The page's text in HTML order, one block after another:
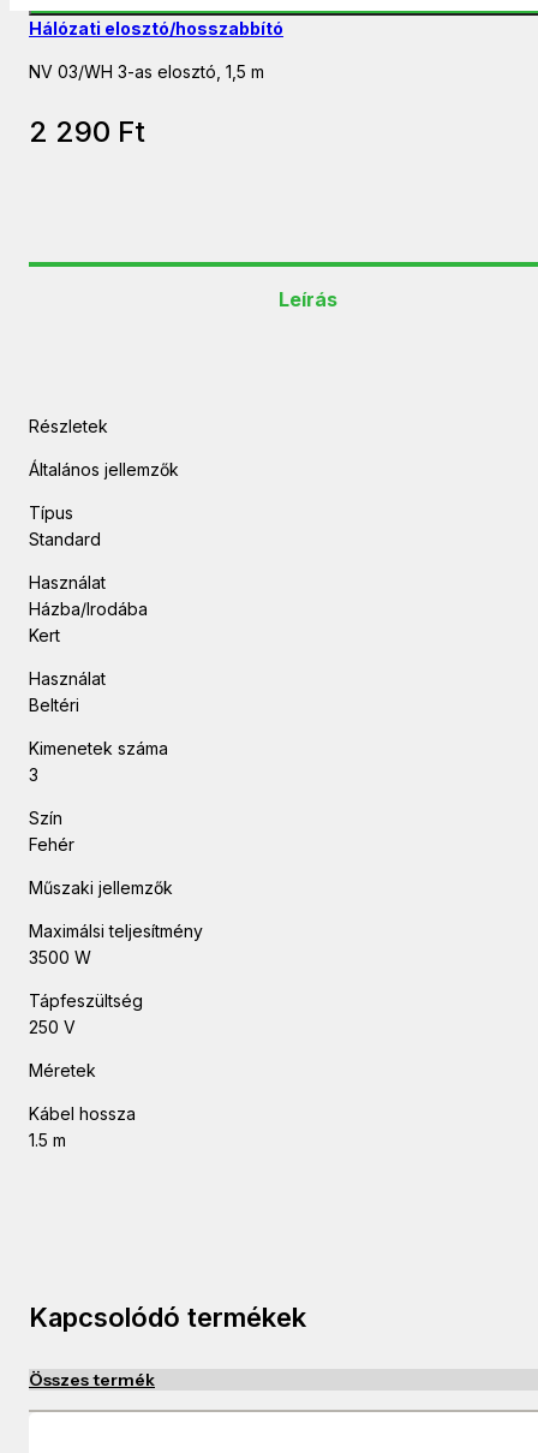
Hálózati elosztó/hosszabbító
NV 03/WH 3-as elosztó, 1,5 m
2 290 Ft
Leírás
Részletek
Általános jellemzők
Típus
Standard
Használat
Házba/Irodába
Kert
Használat
Beltéri
Kimenetek száma
3
Szín
Fehér
Műszaki jellemzők
Maximálsi teljesítmény
3500 W
Tápfeszültség
250 V
Méretek
Kábel hossza
1.5 m
Kapcsolódó termékek
Összes termék